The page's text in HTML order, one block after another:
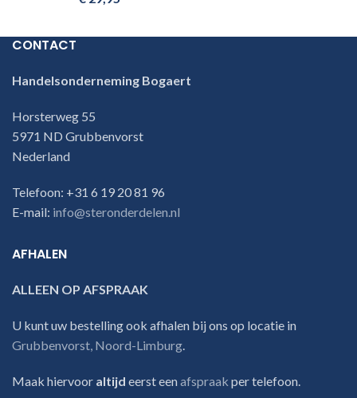
CONTACT
Handelsonderneming Bogaert
Horsterweg 55
5971 ND Grubbenvorst
Nederland
Telefoon: +31 6 19 20 81 96
E-mail: info@steronderdelen.nl
AFHALEN
ALLEEN OP AFSPRAAK
U kunt uw bestelling ook afhalen bij ons op locatie in
Grubbenvorst, Noord-Limburg.
Maak hiervoor altijd eerst eenafspraak per telefoon.